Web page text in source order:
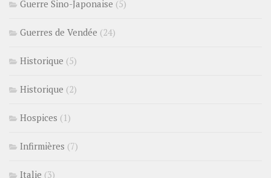
Guerre Sino-Japonaise (5)
Guerres de Vendée (24)
Historique (5)
Historique (2)
Hospices (1)
Infirmières (7)
Italie (3)